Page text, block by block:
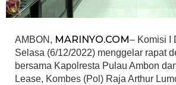
AMBON, MARINYO.COM– Komisi I
Selasa (6/12/2022) menggelar rapat
bersama Kapolresta Pulau Ambon
Lease, Kombes (Pol) Raja Arthur